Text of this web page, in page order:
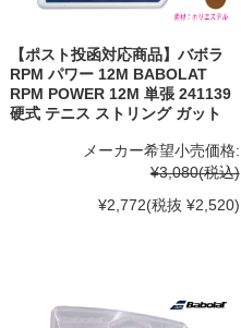
【ポスト投函対応商品】バボラ
RPM パワー 12M BABOLAT
RPM POWER 12M 単張 241139
硬式 テニス ストリング ガット
メーカー希望小売価格:
¥3,080(税込)
¥2,772(税抜 ¥2,520)